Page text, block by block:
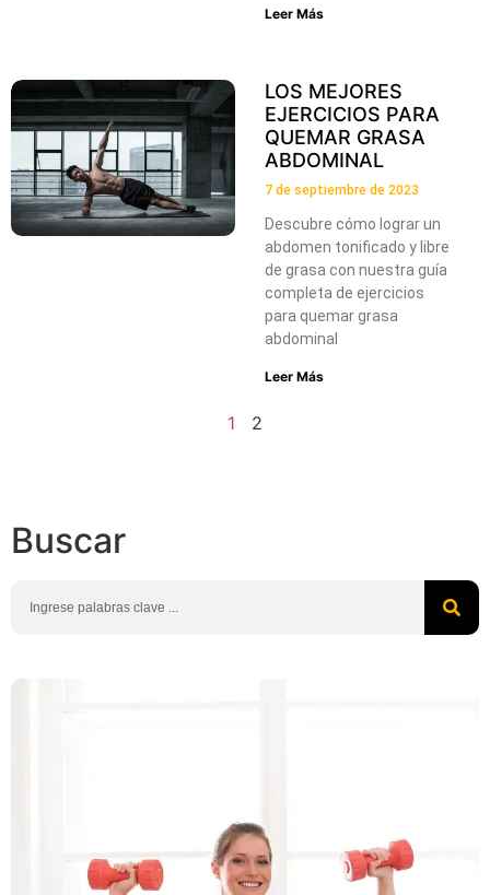
Leer Más
LOS MEJORES
EJERCICIOS PARA
QUEMAR GRASA
ABDOMINAL
7 de septiembre de 2023
Descubre cómo lograr un
abdomen tonificado y libre
de grasa con nuestra guía
completa de ejercicios
para quemar grasa
abdominal
Leer Más
1 2
Buscar